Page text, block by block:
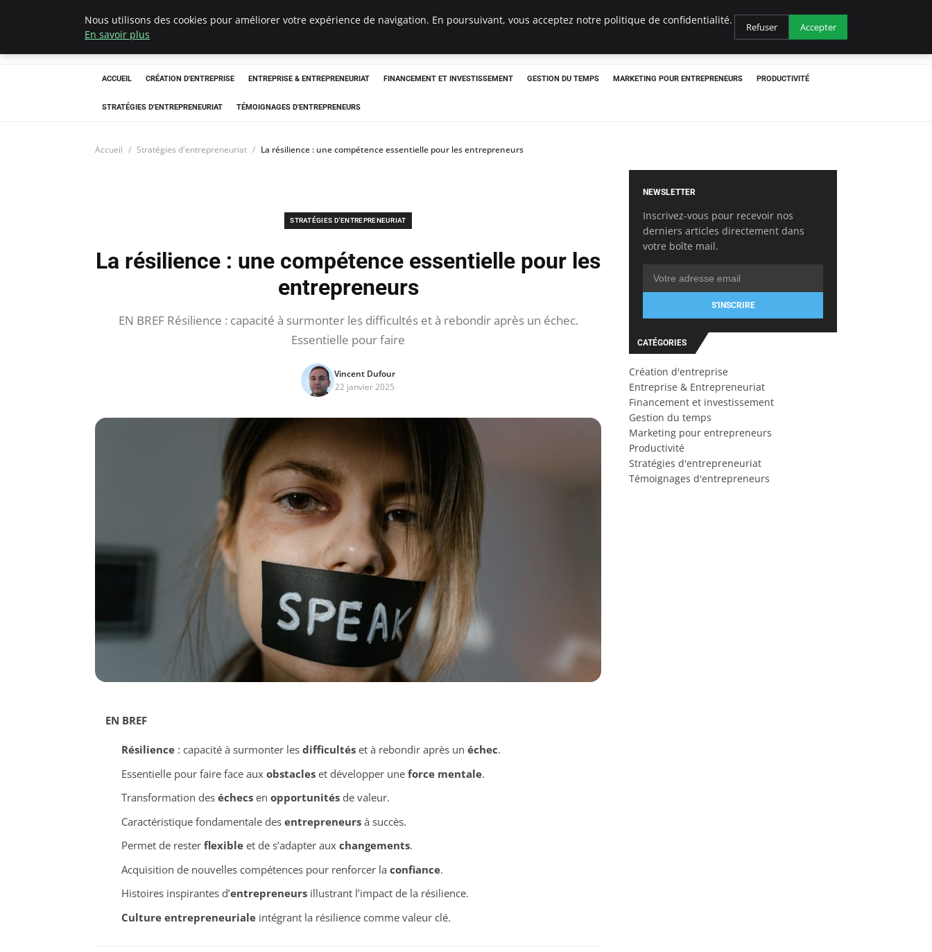
LECFCM
ACCUEIL CRÉATION D'ENTREPRISE ENTREPRISE & ENTREPRENEURIAT FINANCEMENT ET INVESTISSEMENT GESTION DU TEMPS MARKETING POUR ENTREPRENEURS PRODUCTIVITÉ
STRATÉGIES D'ENTREPRENEURIAT TÉMOIGNAGES D'ENTREPRENEURS
Accueil Stratégies d'entrepreneuriat La résilience : une compétence essentielle pour les entrepreneurs
STRATÉGIES D'ENTREPRENEURIAT
La résilience : une compétence essentielle pour les
entrepreneurs
EN BREF Résilience : capacité à surmonter les difficultés et à rebondir après un échec.
Essentielle pour faire
Vincent Dufour
22 janvier 2025
EN BREF
Résilience: capacité à surmonter les difficultéset à rebondir après un échec.
Essentielle pour faire face aux obstacleset développer une force mentale.
Transformation des échecsen opportunitésde valeur.
Caractéristique fondamentale des entrepreneursà succès.
Permet de rester flexibleet de s’adapter aux changements.
Acquisition de nouvelles compétences pour renforcer la confiance.
Histoires inspirantes d’entrepreneursillustrant l’impact de la résilience.
Culture entrepreneurialeintégrant la résilience comme valeur clé.
NEWSLETTER
Inscrivez-vous pour recevoir nos
derniers articles directement dans
votre boîte mail.
S'INSCRIRE
CATÉGORIES
Création d'entreprise
Entreprise & Entrepreneuriat
Financement et investissement
Gestion du temps
Marketing pour entrepreneurs
Productivité
Stratégies d'entrepreneuriat
Témoignages d'entrepreneurs
Nous utilisons des cookies pour améliorer votre expérience de navigation. En poursuivant, vous acceptez notre politique de confidentialité.
En savoir plus
Refuser Accepter